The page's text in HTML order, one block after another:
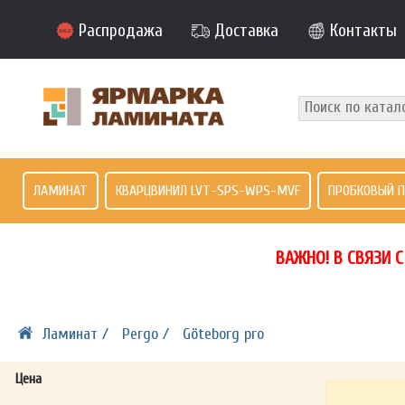
Распродажа Доставка Контакты
ЛАМИНАТ КВАРЦВИНИЛ LVT-SPS-WPS-MVF ПРОБКОВЫЙ
ВАЖНО! В СВЯЗИ
Ламинат / Pergo / Göteborg pro
Цена